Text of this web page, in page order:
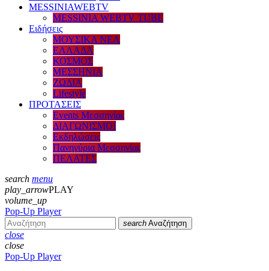
MESSINIAWEBTV
MESSINIA WEBTV TUBE
Eιδήσεις
ΜΟΥΣΙΚΑ ΝΕΑ
ΕΛΛΑΔΑ
ΚΟΣΜΟΣ
ΜΕΣΣΗΝΙΑ
ΖΩΔΙΑ
Lifestyle
ΠΡΟΤΑΣΕΙΣ
Events Μεσσηνίας
ΔΙΑΓΩΝΙΣΜΟΙ
Εκδηλώσεις
Πανηγύρια Μεσσηνίας
ΠΕΛΑΤΕΣ
search menu
play_arrowPLAY
volume_up
Pop-Up Player
search Αναζήτηση
close
close
Pop-Up Player